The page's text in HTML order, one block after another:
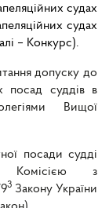
судах
судах
– Конкурс).
допуску до
посад суддів в
Вищої
посади судді
Комісією з
3Закону України